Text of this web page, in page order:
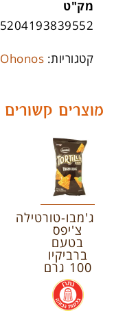
מק"ט
5204193839552
קטגוריות: Ohonos
מוצרים קשורים
ג'מבו-טורטילה
צ'יפס
בטעם
ברביקיו
100 גרם
.